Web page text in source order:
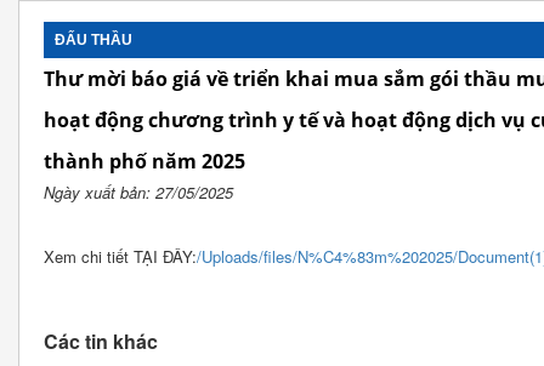
ĐẤU THẦU
Thư mời báo giá về triển khai mua sắm gói thầu
hoạt động chương trình y tế và hoạt động dịch vụ
thành phố năm 2025
Ngày xuất bản: 27/05/2025
Xem chi tiết TẠI ĐÂY:/Uploads/files/N%C4%83m%202025/
Các tin khác